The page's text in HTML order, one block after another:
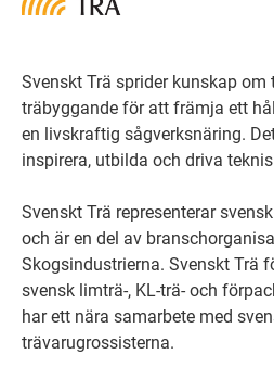
Svenskt Trä sprider kunskap om
träbyggande för att främja ett
en livskraftig sågverksnäring.
inspirera, utbilda och driva
Svenskt Trä representerar
och är en del av
Skogsindustrierna. Svenskt Trä
svensk limträ-, KL-trä- och
har ett nära samarbete med
trävarugrossisterna.